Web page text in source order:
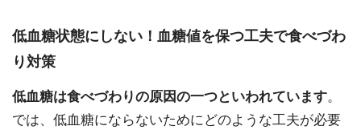
低血糖状態にしない！血糖値を保つ工夫で食べづわ
り対策
低血糖は食べづわりの原因の一つといわれています。
では、低血糖にならないためにどのような工夫が必要